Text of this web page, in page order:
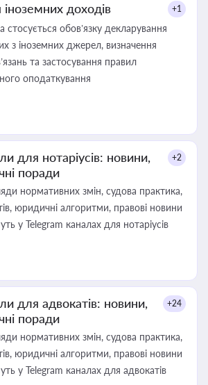
доходів +1
стосується обов’язку декларування
з іноземних джерел, визначення
та застосування правил
оподаткування
для нотаріусів: новини,
поради
+2
нормативних змін, судова практика,
юридичні алгоритми, правові новини
у Telegram каналах для нотаріусів
для адвокатів: новини,
поради
+24
нормативних змін, судова практика,
юридичні алгоритми, правові новини
у Telegram каналах для адвокатів